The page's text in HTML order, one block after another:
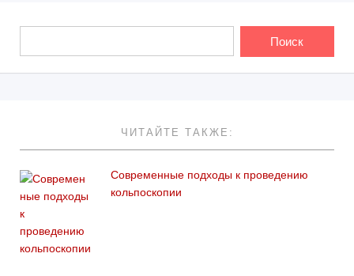
ЧИТАЙТЕ ТАКЖЕ:
Современные подходы к проведению
кольпоскопии